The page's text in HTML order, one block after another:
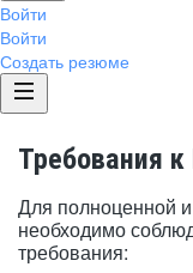
Войти
Войти
Создать резюме
Требования
Для полноценной
необходимо
требования: